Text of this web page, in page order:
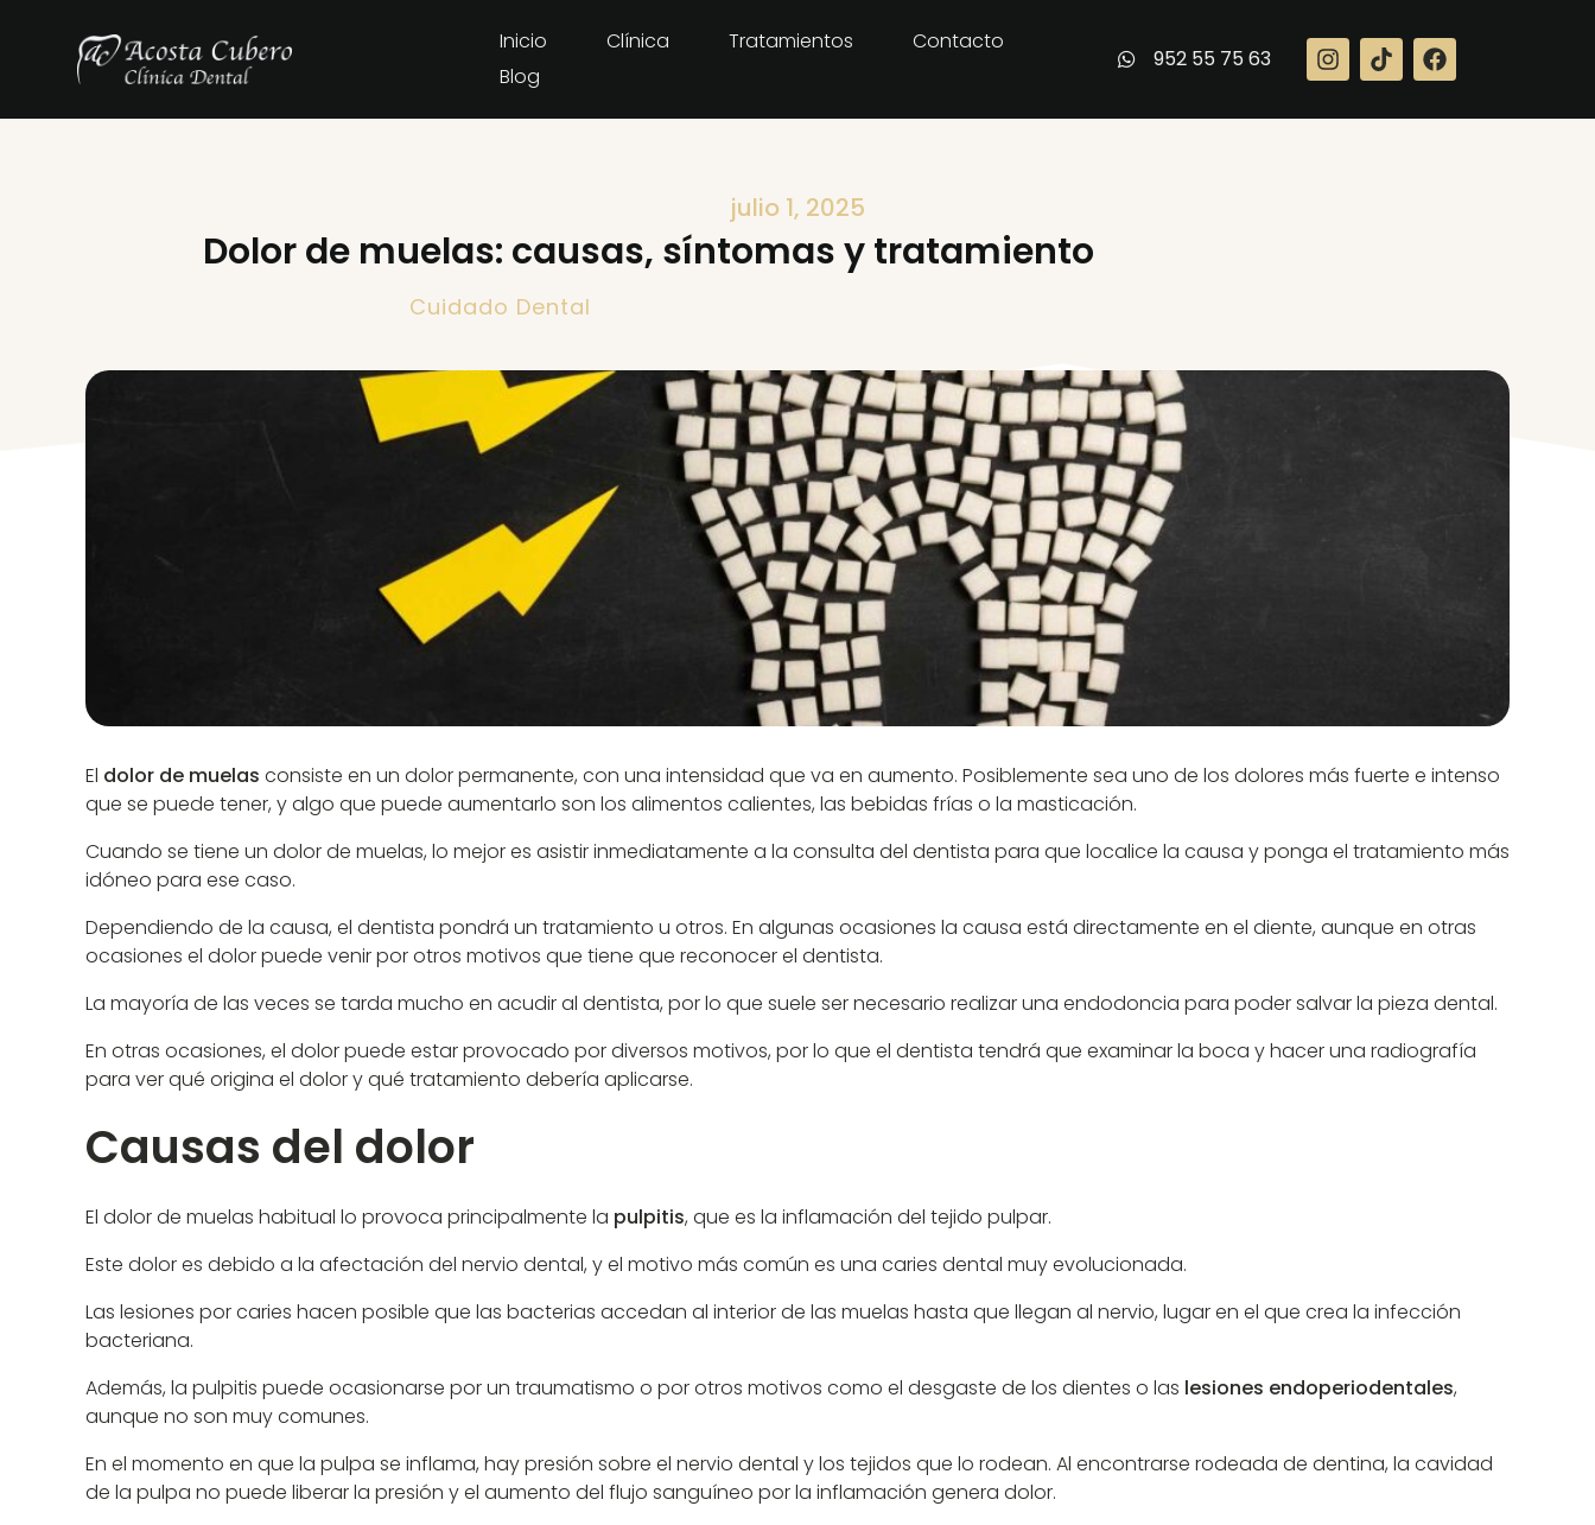
Inicio Clínica Tratamientos
Contacto
Blog
952 55 75 63
julio 1, 2025
Dolor de muelas: causas, síntomas y tratamiento
Cuidado Dental
El dolor de muelas consiste en un dolor permanente, con una intensidad que va en aumento. Posiblemente sea uno de los dolores más fuerte e intenso
que se puede tener, y algo que puede aumentarlo son los alimentos calientes, las bebidas frías o la masticación.
Cuando se tiene un dolor de muelas, lo mejor es asistir inmediatamente a la consulta del dentista para que localice la causa y ponga el tratamiento más
idóneo para ese caso.
Dependiendo de la causa, el dentista pondrá un tratamiento u otros. En algunas ocasiones la causa está directamente en el diente, aunque en otras
ocasiones el dolor puede venir por otros motivos que tiene que reconocer el dentista.
La mayoría de las veces se tarda mucho en acudir al dentista, por lo que suele ser necesario realizar una endodoncia para poder salvar la pieza dental.
En otras ocasiones, el dolor puede estar provocado por diversos motivos, por lo que el dentista tendrá que examinar la boca y hacer una radiografía
para ver qué origina el dolor y qué tratamiento debería aplicarse.
Causas del dolor
El dolor de muelas habitual lo provoca principalmente la pulpitis, que es la inflamación del tejido pulpar.
Este dolor es debido a la afectación del nervio dental, y el motivo más común es una caries dental muy evolucionada.
Las lesiones por caries hacen posible que las bacterias accedan al interior de las muelas hasta que llegan al nervio, lugar en el que crea la infección
bacteriana.
Además, la pulpitis puede ocasionarse por un traumatismo o por otros motivos como el desgaste de los dientes o las lesiones endoperiodentales,
aunque no son muy comunes.
En el momento en que la pulpa se inflama, hay presión sobre el nervio dental y los tejidos que lo rodean. Al encontrarse rodeada de dentina, la cavidad
de la pulpa no puede liberar la presión y el aumento del flujo sanguíneo por la inflamación genera dolor.